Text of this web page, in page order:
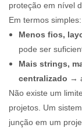
proteção em nível
Em termos simples:
Menos fios,
pode ser
Mais strings,
centralizado →
Não existe um
projetos. Um
junção em um